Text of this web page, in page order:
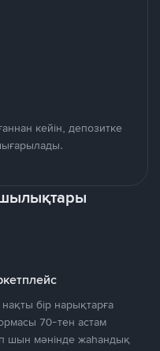
кейін, депозитке
бір нарықтарға
70-тен астам
шын мәнінде жаһандық